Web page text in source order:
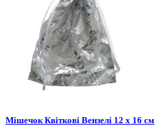
Мішечок Квіткові Вензелі 12 х 16 см